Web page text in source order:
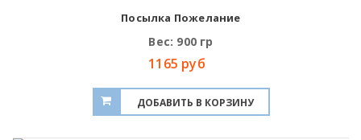
Посылка Пожелание
Вес: 900 гр
1165 руб